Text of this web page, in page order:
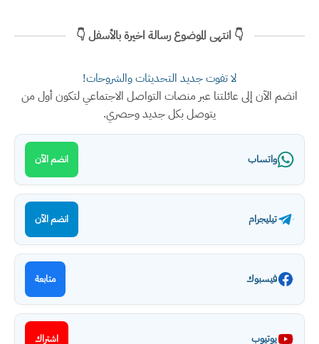
👇 انتهى الموضوع رسالة اخيرة بالأسفل 👇
لا تفوت جديد التحديثات والشروحات!
انضم الآن إلى عائلتنا عبر منصات التواصل الاجتماعي لتكون أول من
يتوصل بكل جديد وحصري.
واتساب انضم الآن
تيليجرام انضم الآن
فيسبوك متابعة
يوتيوب اشتراك